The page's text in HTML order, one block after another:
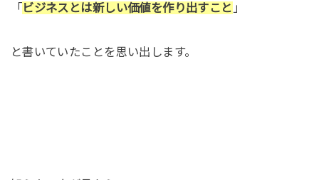
「ビジネスとは新しい価値を作り出すこと 」
と書いていたことを思い出します。